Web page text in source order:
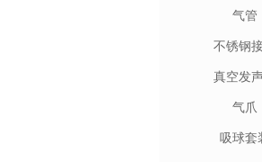
气管
不锈钢
真空发
气爪
吸球套